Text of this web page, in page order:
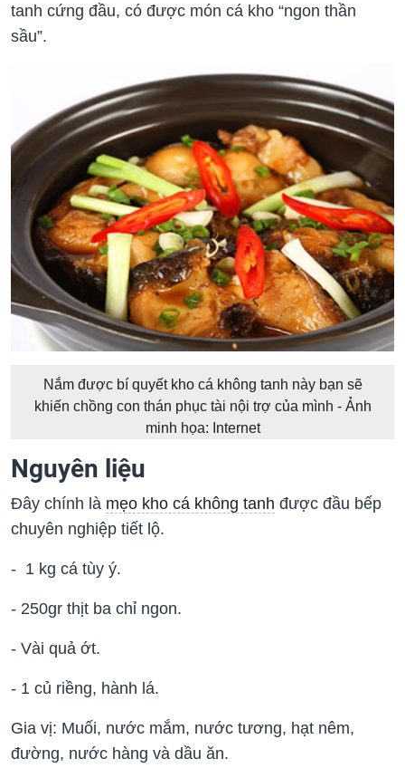
tanh cứng đầu, có được món cá kho “ngon thần
sầu”.
Nắm được bí quyết kho cá không tanh này bạn sẽ
khiến chồng con thán phục tài nội trợ của mình - Ảnh
minh họa: Internet
Nguyên liệu
Đây chính là mẹo kho cá không tanh được đầu bếp
chuyên nghiệp tiết lộ.
- 1 kg cá tùy ý.
- 250gr thịt ba chỉ ngon.
- Vài quả ớt.
- 1 củ riềng, hành lá.
Gia vị: Muối, nước mắm, nước tương, hạt nêm,
đường, nước hàng và dầu ăn.